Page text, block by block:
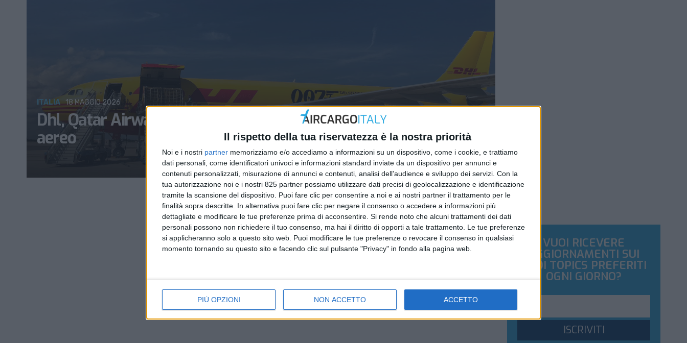
Il rispetto della tua riservatezza è la nostra priorità
Noi e i nostri partner memorizziamo e/o accediamo a informazioni su un dispositivo, come i cookie, e trattiamo
dati personali, come identificatori univoci e informazioni standard inviate da un dispositivo per annunci e
contenuti personalizzati, misurazione di annunci e contenuti, analisi dell'audience e sviluppo dei servizi. Con la
tua autorizzazione noi e i nostri 825 partner possiamo utilizzare dati precisi di geolocalizzazione e identificazione
tramite la scansione del dispositivo. Puoi fare clic per consentire a noi e ai nostri partner il trattamento per le
finalità sopra descritte. In alternativa puoi fare clic per negare il consenso o accedere a informazioni più
dettagliate e modificare le tue preferenze prima di acconsentire. Si rende noto che alcuni trattamenti dei dati
personali possono non richiedere il tuo consenso, ma hai il diritto di opporti a tale trattamento. Le tue preferenze
si applicheranno solo a questo sito web. Puoi modificare le tue preferenze o revocare il consenso in qualsiasi
momento tornando su questo sito e facendo clic sul pulsante "Privacy" in fondo alla pagina web.
PIÙ OPZIONI NON ACCETTO ACCETTO
Dhl, Qatar Airways e Cargolux: chi domina in Italia nel cargo
aereo
ITALIA 18 MAGGIO 2026
VUOI RICEVERE
AGGIORNAMENTI SUI
TUOI TOPICS PREFERITI
OGNI GIORNO?
ISCRIVITI